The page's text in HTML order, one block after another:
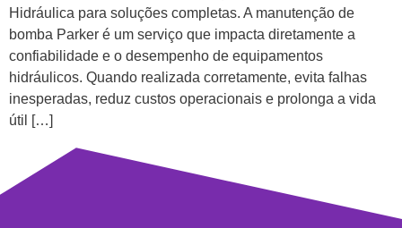
Hidráulica para soluções completas. A manutenção de
bomba Parker é um serviço que impacta diretamente a
confiabilidade e o desempenho de equipamentos
hidráulicos. Quando realizada corretamente, evita falhas
inesperadas, reduz custos operacionais e prolonga a vida
útil […]